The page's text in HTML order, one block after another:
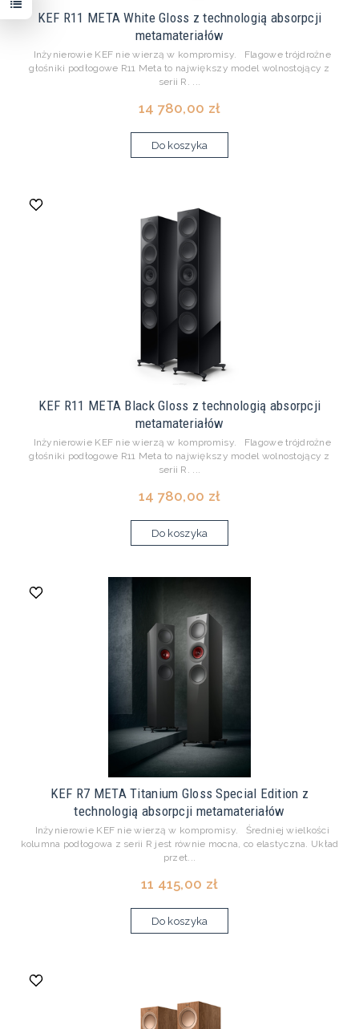
KEF R11 META White Gloss z technologią absorpcji
metamateriałów
Inżynierowie KEF nie wierzą w kompromisy. Flagowe trójdrożne
głośniki podłogowe R11 Meta to największy model wolnostojący z
serii R. ...
14 780,00 zł
Do koszyka
KEF R11 META Black Gloss z technologią absorpcji
metamateriałów
Inżynierowie KEF nie wierzą w kompromisy. Flagowe trójdrożne
głośniki podłogowe R11 Meta to największy model wolnostojący z
serii R. ...
14 780,00 zł
Do koszyka
KEF R7 META Titanium Gloss Special Edition z
technologią absorpcji metamateriałów
Inżynierowie KEF nie wierzą w kompromisy. Średniej wielkości
kolumna podłogowa z serii R jest równie mocna, co elastyczna. Układ
przet...
11 415,00 zł
Do koszyka